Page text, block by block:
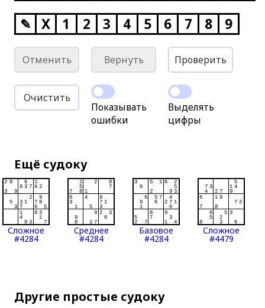
✎ X 1 2 3 4 5 6 7 8 9
Отменить Вернуть Проверить
Очистить
Показывать
ошибки
Выделять
цифры
Ещё судоку
Сложное
#4284
Среднее
#4284
Базовое
#4284
Сложное
#4479
Другие простые судоку